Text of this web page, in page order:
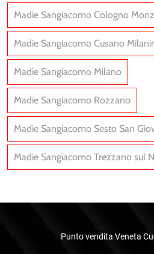
Madie Sangiacomo Cologno
Madie Sangiacomo Cusano
Madie Sangiacomo Milano
Madie Sangiacomo Rozzano
Madie Sangiacomo Sesto San
Madie Sangiacomo Trezzano sul
Punto vendita Veneta